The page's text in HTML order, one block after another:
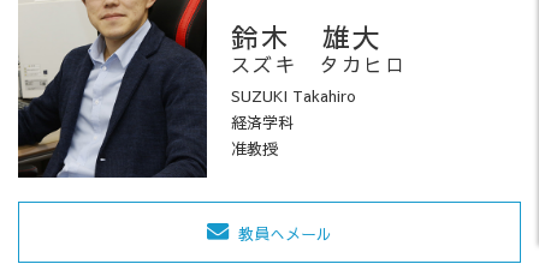
鈴木 雄大
スズキ タカヒロ
SUZUKI Takahiro
経済学科
准教授
教員へメール